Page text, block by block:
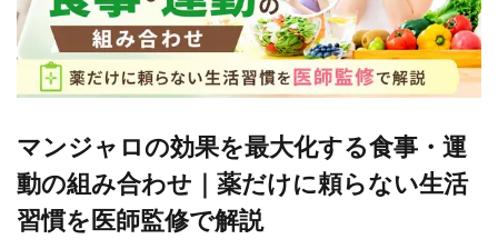
マンジャロの効果を最大化する食事・運
動の組み合わせ｜薬だけに頼らない生活
習慣を医師監修で解説